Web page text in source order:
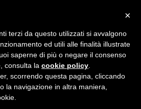
×
terzi da questo utilizzati si avvalgono
ed utili alle finalità illustrate
saperne di più o negare il consenso
consulta la cookie policy
scorrendo questa pagina, cliccando
la navigazione in altra maniera,